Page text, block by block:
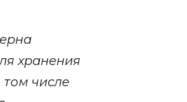
хранения
числе